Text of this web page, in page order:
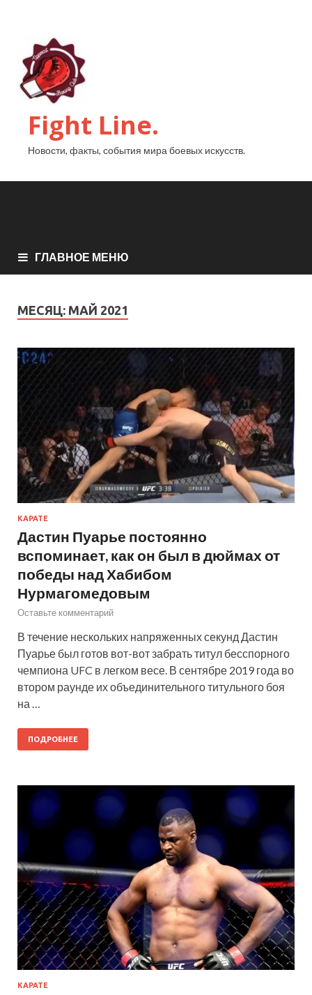
Fight Line.
Новости, факты, события мира боевых искусств.
ГЛАВНОЕ МЕНЮ
МЕСЯЦ: МАЙ 2021
КАРАТЕ
Дастин Пуарье постоянно
вспоминает, как он был в дюймах от
победы над Хабибом
Нурмагомедовым
Оставьте комментарий
В течение нескольких напряженных секунд Дастин
Пуарье был готов вот-вот забрать титул бесспорного
чемпиона UFC в легком весе. В сентябре 2019 года во
втором раунде их объединительного титульного боя
на …
ПОДРОБНЕЕ
КАРАТЕ